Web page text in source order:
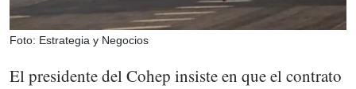
Foto: Estrategia y Negocios
El presidente del Cohep insiste en que el contrato